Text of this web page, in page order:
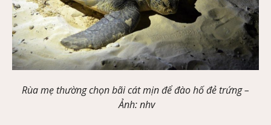
Rùa mẹ thường chọn bãi cát mịn để đào hố đẻ trứng –
Ảnh: nhv